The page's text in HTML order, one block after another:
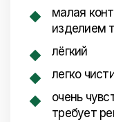
малая
изделием
лёгкий
легко
очень
требует